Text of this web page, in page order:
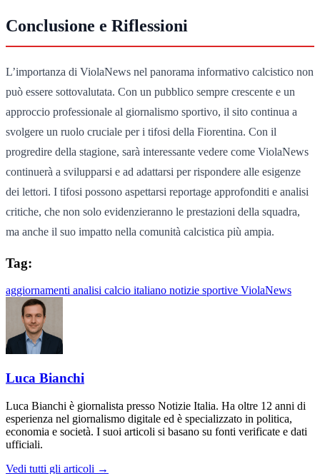
Conclusione e Riflessioni
L’importanza di ViolaNews nel panorama informativo calcistico non
può essere sottovalutata. Con un pubblico sempre crescente e un
approccio professionale al giornalismo sportivo, il sito continua a
svolgere un ruolo cruciale per i tifosi della Fiorentina. Con il
progredire della stagione, sarà interessante vedere come ViolaNews
continuerà a svilupparsi e ad adattarsi per rispondere alle esigenze
dei lettori. I tifosi possono aspettarsi reportage approfonditi e analisi
critiche, che non solo evidenzieranno le prestazioni della squadra,
ma anche il suo impatto nella comunità calcistica più ampia.
Tag:
aggiornamenti analisi calcio italiano notizie sportive ViolaNews
Luca Bianchi
Luca Bianchi è giornalista presso Notizie Italia. Ha oltre 12 anni di
esperienza nel giornalismo digitale ed è specializzato in politica,
economia e società. I suoi articoli si basano su fonti verificate e dati
ufficiali.
Vedi tutti gli articoli →